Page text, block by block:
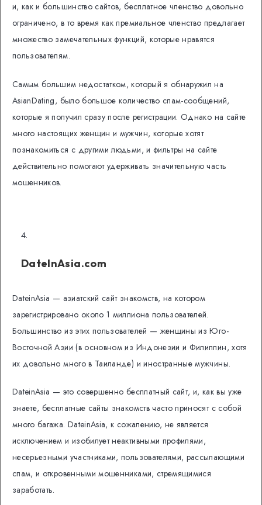
и, как и большинство сайтов, бесплатное членство довольно
ограничено, в то время как премиальное членство предлагает
множество замечательных функций, которые нравятся
пользователям.
Самым большим недостатком, который я обнаружил на
AsianDating, было большое количество спам-сообщений,
которые я получил сразу после регистрации. Однако на сайте
много настоящих женщин и мужчин, которые хотят
познакомиться с другими людьми, и фильтры на сайте
действительно помогают удерживать значительную часть
мошенников.
DateInAsia.com
DateinAsia — азиатский сайт знакомств, на котором
зарегистрировано около 1 миллиона пользователей.
Большинство из этих пользователей — женщины из Юго-
Восточной Азии (в основном из Индонезии и Филиппин, хотя
их довольно много в Таиланде) и иностранные мужчины.
DateinAsia — это совершенно бесплатный сайт, и, как вы уже
знаете, бесплатные сайты знакомств часто приносят с собой
много багажа. DateinAsia, к сожалению, не является
исключением и изобилует неактивными профилями,
несерьезными участниками, пользователями, рассылающими
спам, и откровенными мошенниками, стремящимися
заработать.